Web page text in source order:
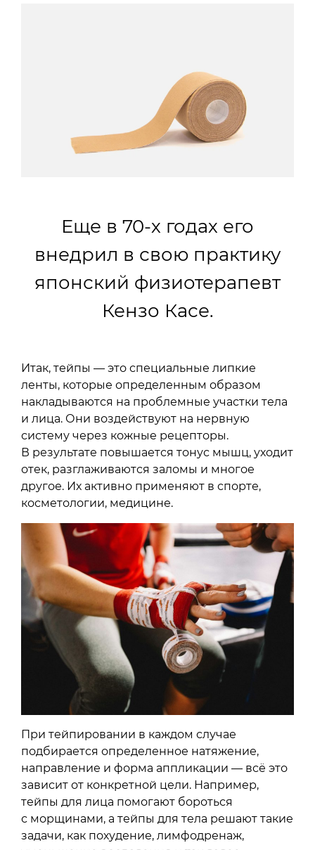
Еще в 70-х годах его
внедрил в свою практику
японский физиотерапевт
Кензо Касе.
Итак, тейпы — это специальные липкие
ленты, которые определенным образом
накладываются на проблемные участки тела
и лица. Они воздействуют на нервную
систему через кожные рецепторы.
В результате повышается тонус мышц, уходит
отек, разглаживаются заломы и многое
другое. Их активно применяют в спорте,
косметологии, медицине.
При тейпировании в каждом случае
подбирается определенное натяжение,
направление и форма аппликации — всё это
зависит от конкретной цели. Например,
тейпы для лица помогают бороться
с морщинами, а тейпы для тела решают такие
задачи, как похудение, лимфодренаж,